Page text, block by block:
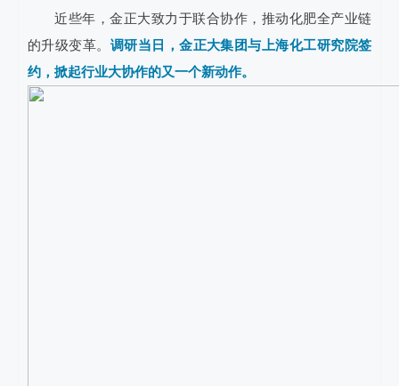
近些年，金正大致力于联合协作，推动化肥全产业链
的升级变革。 调研当日，金正大集团与上海化工研究院签
约，掀起行业大协作的又一个新动作。